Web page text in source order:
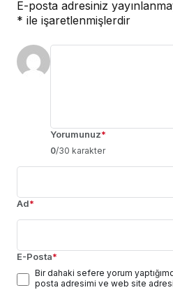
E-posta adresiniz
* ile işaretlenmişlerdir
Yorumunuz*
0/30 karakter
Ad*
E-Posta*
Bir dahaki sefere yorum
posta adresimi ve web site